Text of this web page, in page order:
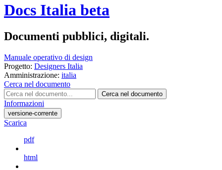
Docs Italia beta
Documenti pubblici, digitali.
Manuale operativo di design
Progetto: Designers Italia
Amministrazione: italia
Cerca nel documento
Cerca nel documento
Informazioni
versione-corrente
Scarica
pdf
html